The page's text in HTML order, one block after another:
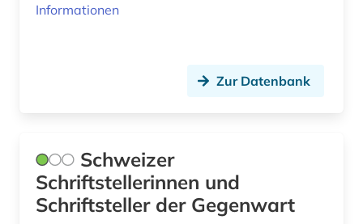
mozart (1)
musical (1)
Informationen
Zur Datenbank
Schweizer
Schriftstellerinnen und
Schriftsteller der Gegenwart